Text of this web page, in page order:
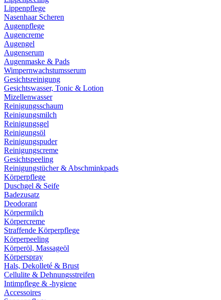
Lippenpflege
Nasenhaar Scheren
Augenpflege
Augencreme
Augengel
Augenserum
Augenmaske & Pads
Wimpernwachstumsserum
Gesichtsreinigung
Gesichtswasser, Tonic & Lotion
Mizellenwasser
Reinigungsschaum
Reinigungsmilch
Reinigungsgel
Reinigungsöl
Reinigungspuder
Reinigungscreme
Gesichtspeeling
Reinigungstücher & Abschminkpads
Körperpflege
Duschgel & Seife
Badezusatz
Deodorant
Körpermilch
Körpercreme
Straffende Körperpflege
Körperpeeling
Körperöl, Massageöl
Körperspray
Hals, Dekolleté & Brust
Cellulite & Dehnungsstreifen
Intimpflege & -hygiene
Accessoires